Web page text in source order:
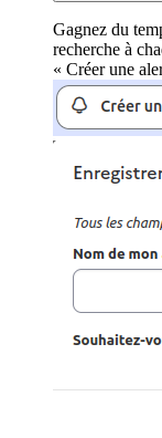
Gagnez du
recherche à
« Créer une